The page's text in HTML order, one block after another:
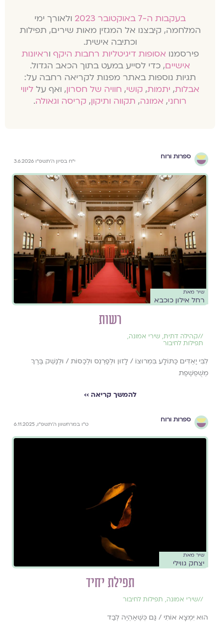
בעקבות ה-7 באוקטובר 2023
ולאורך ימי
המלחמה, קיבצנו אל המגזין מאות שירים, תפילות
וכתיבה אישית.
פירסמנו אסופות דיגיטליות רחבות היקף וראיונות
אישיים, כדי לסייע במעט בתוך הכאב הגדול.
תגיות נוספות באתר מפנות לקריאה רחבה על:
אבלות, יתמות, קושי, חוויה של חסרון, ואף על ליווי
רוחני, אמונה, תקווה ותיקון, קריסה וגאולה.
ספרות ורוח
י״ח בסיון ה׳תשפ״ו 3.6.2026
שיר מאת
רחל אילון כוכבא
רשות
//קהילה דתית, שירי אמונה,
תפילות לחיבור
לִבִּי יַאְדִּים כַּתּוֹלָע בִּמְרוּצוֹ / לָזוּן וּלְפַרְנֵס וּלְכַסּוֹת / וּלְנַשֵּׁק בֶּרֶךְ
מְשֻׁפְשֶׁפֶת
להמשך קריאה ››
ספרות ורוח
ט״ו במרחשוון ה׳תשפ״ו, 6.11.2025
שיר מאת
יצחק גווילי
תפילת יחיד
//שירי אמונה, תפילות לחיבור
הוּא יִמְצָא אוֹתִי / גַּם כְּשֶׁאֶהְיֶה לְבַד